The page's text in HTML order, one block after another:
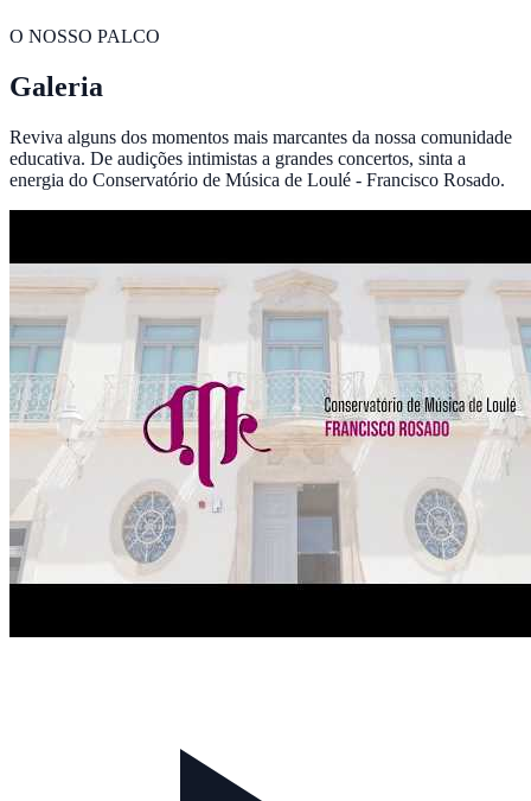
O NOSSO PALCO
Galeria
Reviva alguns dos momentos mais marcantes da nossa comunidade
educativa. De audições intimistas a grandes concertos, sinta a
energia do Conservatório de Música de Loulé - Francisco Rosado.